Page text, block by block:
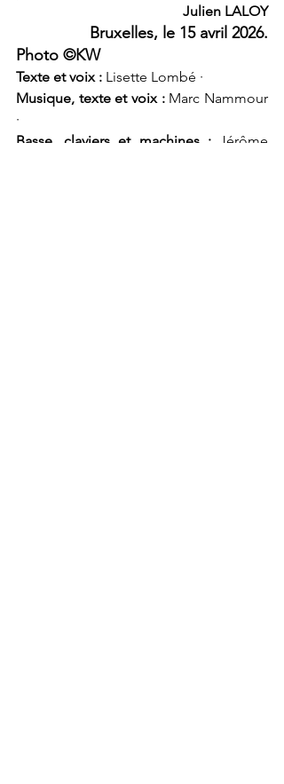
Julien LALOY
Bruxelles, le 15 avril 2026.
Photo ©KW
Texte et voix : Lisette Lombé ·
Musique, texte et voix : Marc Nammour
·
Basse, claviers et machines :
Jérôme